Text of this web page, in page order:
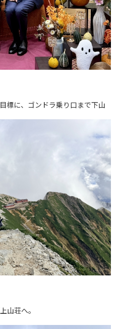
標に、ゴンドラ乗り口まで下山
山荘へ。